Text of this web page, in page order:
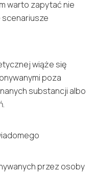
warto zapytać nie
scenariusze
wiąże się
poza
substancji albo
przez osoby